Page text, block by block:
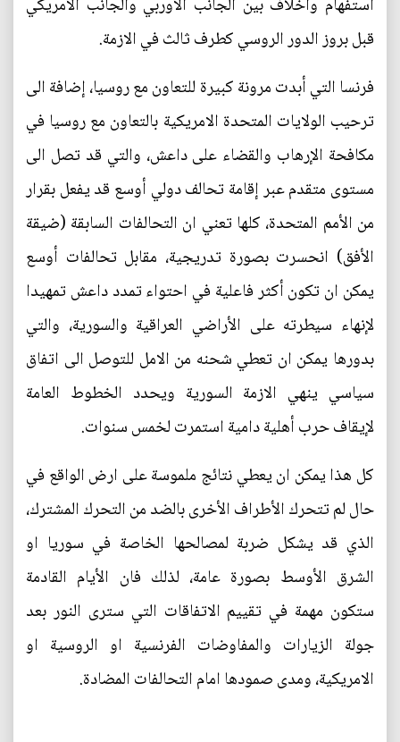
استفهام واخلاف بين الجانب الأوربي والجانب الأمريكي
قبل بروز الدور الروسي كطرف ثالث في الازمة.
فرنسا التي أبدت مرونة كبيرة للتعاون مع روسيا، إضافة الى
ترحيب الولايات المتحدة الامريكية بالتعاون مع روسيا في
مكافحة الإرهاب والقضاء على داعش، والتي قد تصل الى
مستوى متقدم عبر إقامة تحالف دولي أوسع قد يفعل بقرار
من الأمم المتحدة، كلها تعني ان التحالفات السابقة (ضيقة
الأفق) انحسرت بصورة تدريجية، مقابل تحالفات أوسع
يمكن ان تكون أكثر فاعلية في احتواء تمدد داعش تمهيدا
لإنهاء سيطرته على الأراضي العراقية والسورية، والتي
بدورها يمكن ان تعطي شحنه من الامل للتوصل الى اتفاق
سياسي ينهي الازمة السورية ويحدد الخطوط العامة
لإيقاف حرب أهلية دامية استمرت لخمس سنوات.
كل هذا يمكن ان يعطي نتائج ملموسة على ارض الواقع في
حال لم تتحرك الأطراف الأخرى بالضد من التحرك المشترك،
الذي قد يشكل ضربة لمصالحها الخاصة في سوريا او
الشرق الأوسط بصورة عامة، لذلك فان الأيام القادمة
ستكون مهمة في تقييم الاتفاقات التي سترى النور بعد
جولة الزيارات والمفاوضات الفرنسية او الروسية او
الامريكية، ومدى صمودها امام التحالفات المضادة.